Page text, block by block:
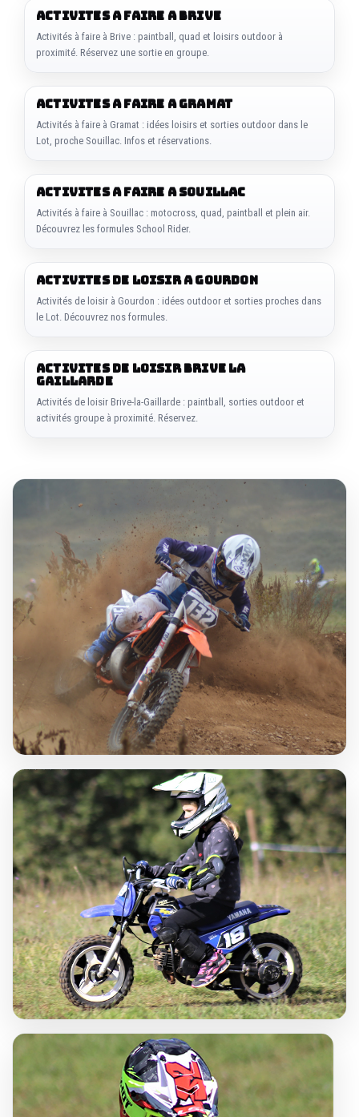
ACTIVITES A FAIRE A BRIVE
Activités à faire à Brive : paintball, quad et loisirs outdoor à
proximité. Réservez une sortie en groupe.
ACTIVITES A FAIRE A GRAMAT
Activités à faire à Gramat : idées loisirs et sorties outdoor dans le
Lot, proche Souillac. Infos et réservations.
ACTIVITES A FAIRE A SOUILLAC
Activités à faire à Souillac : motocross, quad, paintball et plein air.
Découvrez les formules School Rider.
ACTIVITES DE LOISIR A GOURDON
Activités de loisir à Gourdon : idées outdoor et sorties proches dans
le Lot. Découvrez nos formules.
ACTIVITES DE LOISIR BRIVE LA
GAILLARDE
Activités de loisir Brive-la-Gaillarde : paintball, sorties outdoor et
activités groupe à proximité. Réservez.